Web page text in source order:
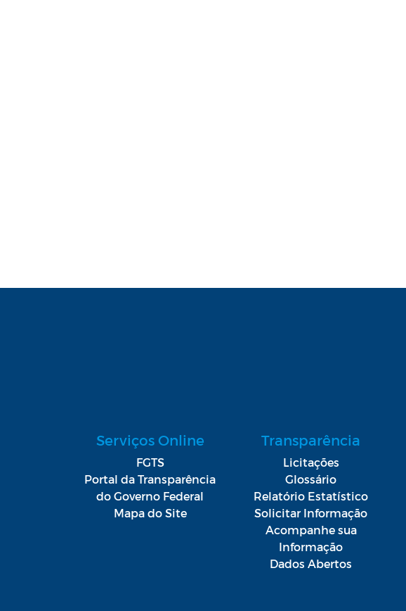
Serviços Online
FGTS
Portal da Transparência
do Governo Federal
Mapa do Site
Transparência
Licitações
Glossário
Relatório Estatístico
Solicitar Informação
Acompanhe sua
Informação
Dados Abertos